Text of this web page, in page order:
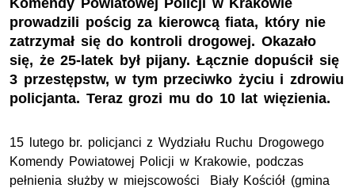
Komendy Powiatowej Policji w Krakowie
prowadzili pościg za kierowcą fiata, który nie
zatrzymał się do kontroli drogowej. Okazało
się, że 25-latek był pijany. Łącznie dopuścił się
3 przestępstw, w tym przeciwko życiu i zdrowiu
policjanta. Teraz grozi mu do 10 lat więzienia.
15 lutego br. policjanci z Wydziału Ruchu Drogowego
Komendy Powiatowej Policji w Krakowie, podczas
pełnienia służby w miejscowości Biały Kościół (gmina